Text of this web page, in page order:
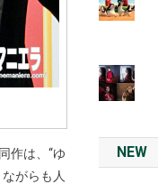
作は、“ゆ
がらも人
NEW